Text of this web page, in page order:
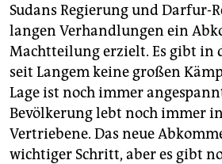
Sudans Regierung und Darfur-
langen Verhandlungen ein
Machtteilung erzielt. Es gibt in
seit Langem keine großen
Lage ist noch immer
Bevölkerung lebt noch immer
Vertriebene. Das neue
wichtiger Schritt, aber es gibt